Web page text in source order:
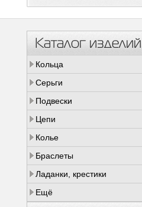
Каталог изделий
Кольца
Серьги
Подвески
Цепи
Колье
Браслеты
Ладанки, крестики
Ещё